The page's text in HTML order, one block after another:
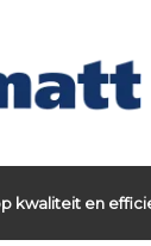
kwaliteit en